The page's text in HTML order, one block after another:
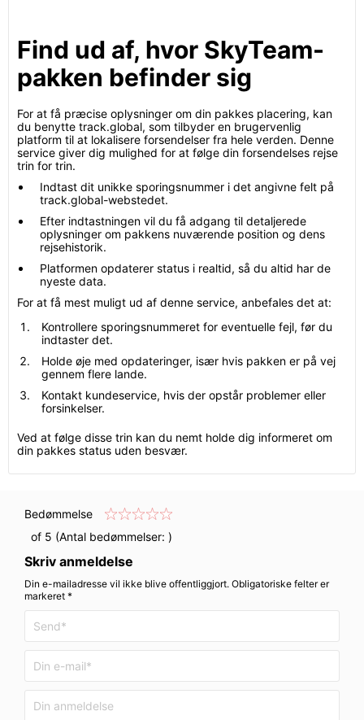
Find ud af, hvor SkyTeam-
pakken befinder sig
For at få præcise oplysninger om din pakkes placering, kan
du benytte track.global, som tilbyder en brugervenlig
platform til at lokalisere forsendelser fra hele verden. Denne
service giver dig mulighed for at følge din forsendelses rejse
trin for trin.
Indtast dit unikke sporingsnummer i det angivne felt på
track.global-webstedet.
Efter indtastningen vil du få adgang til detaljerede
oplysninger om pakkens nuværende position og dens
rejsehistorik.
Platformen opdaterer status i realtid, så du altid har de
nyeste data.
For at få mest muligt ud af denne service, anbefales det at:
Kontrollere sporingsnummeret for eventuelle fejl, før du
indtaster det.
Holde øje med opdateringer, især hvis pakken er på vej
gennem flere lande.
Kontakt kundeservice, hvis der opstår problemer eller
forsinkelser.
Ved at følge disse trin kan du nemt holde dig informeret om
din pakkes status uden besvær.
Bedømmelse
of 5 (Antal bedømmelser: )
Skriv anmeldelse
Din e-mailadresse vil ikke blive offentliggjort. Obligatoriske felter er
markeret *